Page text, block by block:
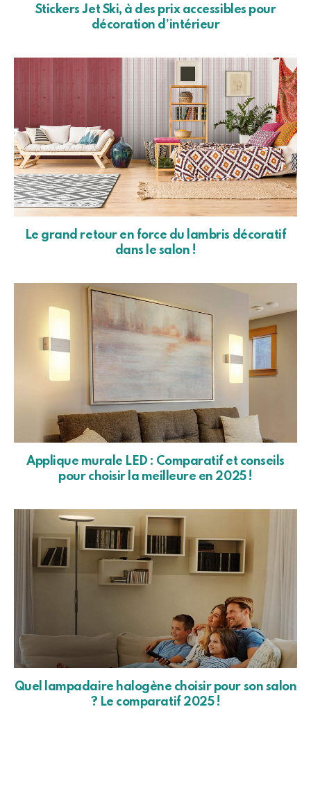
Stickers Jet Ski, à des prix accessibles pour
décoration d’intérieur
Le grand retour en force du lambris décoratif
dans le salon !
Applique murale LED : Comparatif et conseils
pour choisir la meilleure en 2025 !
Quel lampadaire halogène choisir pour son salon
? Le comparatif 2025 !